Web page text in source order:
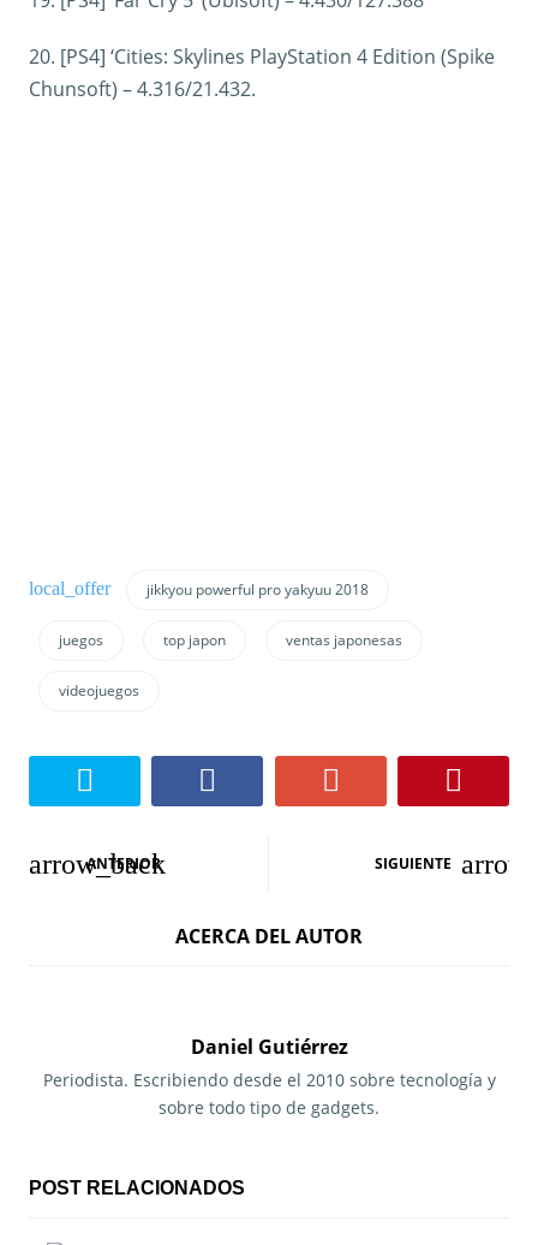
20. [PS4] ‘Cities: Skylines PlayStation 4 Edition (Spike
Chunsoft) – 4.316/21.432.
jikkyou powerful pro yakyuu 2018
juegos top japon ventas japonesas
videojuegos
N
a
i
ANTERIOR SIGUIENTE
ACERCA DEL AUTOR
Daniel Gutiérrez
Periodista. Escribiendo desde el 2010 sobre tecnología y
sobre todo tipo de gadgets.
POST RELACIONADOS